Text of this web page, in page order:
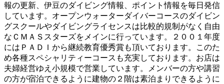
報の更新、伊豆のダイビング情報、ポイント情報を毎日発信
しています。オープンウォーターダイバーコースのダイビン
グスクールやダイビングライセンスは比較的規制がなく自由
なＣＭＡＳスターズをメインに行っています。２００１年度
にはＰＡＤＩから継続教育優秀賞も頂いております。このた
め各種スペシャリティーコースも充実しております。お店は
夫婦経営ゆえ小規模で営業しています。メンバーの方や講習
の方が宿泊できるように建物の２階は素泊まりできるように